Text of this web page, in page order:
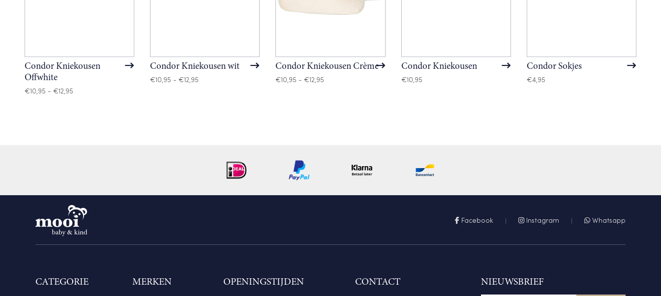
Condor Kniekousen
Offwhite
€10,95 - €12,95
Condor Kniekousen wit
€10,95 - €12,95
Condor Kniekousen Crème
€10,95 - €12,95
Condor Kniekousen
€10,95
Condor Sokjes
€4,95
Facebook Instagram Whatsapp
CATEGORIE MERKEN OPENINGSTIJDEN CONTACT NIEUWSBRIEF